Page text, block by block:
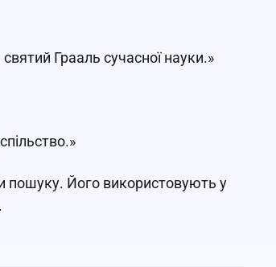
Грааль сучасної науки.»
пошуку. Його використовують у